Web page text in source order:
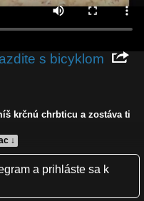
s bicyklom
↓
krčnú chrbticu a zostáva ti
a prihláste sa k